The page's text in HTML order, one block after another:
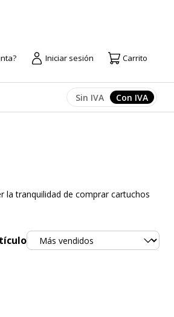
Iniciar sesión Carrito
Afficher les prix
Sin IVA Afficher
Con IVA
la tranquilidad de comprar cartuchos
Ordenar